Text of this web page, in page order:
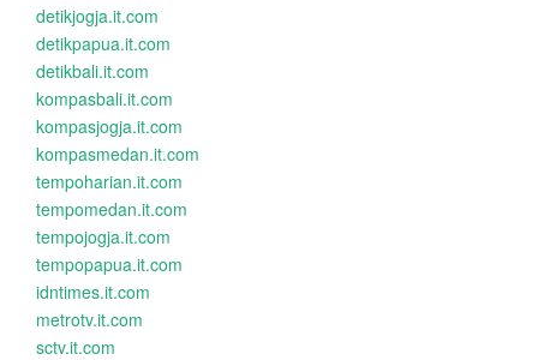
detikjogja.it.com
detikpapua.it.com
detikbali.it.com
kompasbali.it.com
kompasjogja.it.com
kompasmedan.it.com
tempoharian.it.com
tempomedan.it.com
tempojogja.it.com
tempopapua.it.com
idntimes.it.com
metrotv.it.com
sctv.it.com